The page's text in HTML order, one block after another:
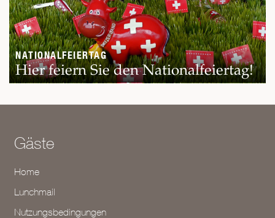
NATIONALFEIERTAG
Hier feiern Sie den Nationalfeiertag!
Gäste
Home
Lunchmail
Nutzungsbedingungen